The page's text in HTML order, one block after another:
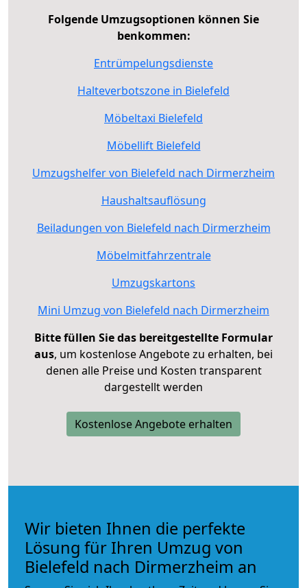
Folgende Umzugsoptionen können Sie
benkommen:
Entrümpelungsdienste
Halteverbotszone in Bielefeld
Möbeltaxi Bielefeld
Möbellift Bielefeld
Umzugshelfer von Bielefeld nach Dirmerzheim
Haushaltsauflösung
Beiladungen von Bielefeld nach Dirmerzheim
Möbelmitfahrzentrale
Umzugskartons
Mini Umzug von Bielefeld nach Dirmerzheim
Bitte füllen Sie das bereitgestellte Formular
aus, um kostenlose Angebote zu erhalten, bei
denen alle Preise und Kosten transparent
dargestellt werden
Kostenlose Angebote erhalten
Wir bieten Ihnen die perfekte
Lösung für Ihren Umzug von
Bielefeld nach Dirmerzheim an